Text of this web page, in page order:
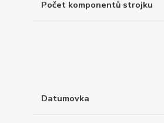
Počet komponentů strojku
Datumovka